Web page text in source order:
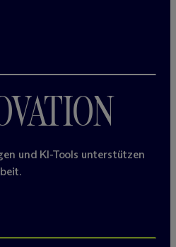
und KI-Tools unterstützen